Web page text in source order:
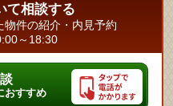
て相談する
物件の紹介・内見予約
～18:30
おすすめ